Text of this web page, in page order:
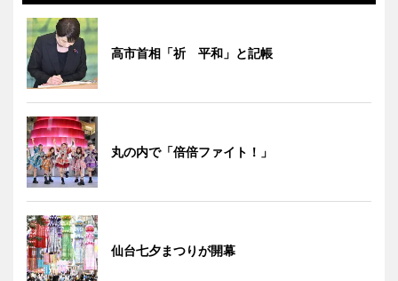
高市首相「祈 平和」と記帳
丸の内で「倍倍ファイト！」
仙台七夕まつりが開幕